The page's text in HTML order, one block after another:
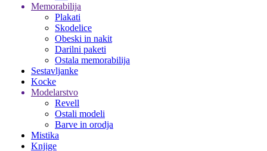
Memorabilija
Plakati
Skodelice
Obeski in nakit
Darilni paketi
Ostala memorabilija
Sestavljanke
Kocke
Modelarstvo
Revell
Ostali modeli
Barve in orodja
Mistika
Knjige